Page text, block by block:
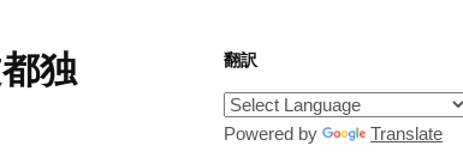
独
翻訳
Powered by Translate